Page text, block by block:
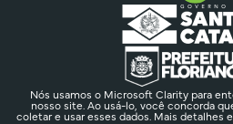
Nós usamos o Microsoft Clarity para
nosso site. Ao usá-lo, você concorda
coletar e usar esses dados. Mais detalhes